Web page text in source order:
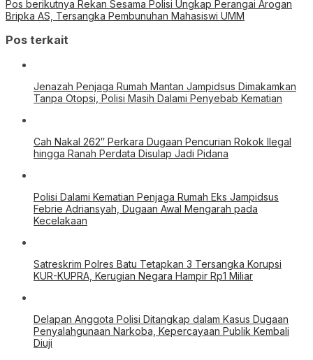
Pos berikutnya Rekan Sesama Polisi Ungkap Perangai Arogan
Bripka AS, Tersangka Pembunuhan Mahasiswi UMM
Pos terkait
Jenazah Penjaga Rumah Mantan Jampidsus Dimakamkan
Tanpa Otopsi, Polisi Masih Dalami Penyebab Kematian
Cah Nakal 262″ Perkara Dugaan Pencurian Rokok Ilegal
hingga Ranah Perdata Disulap Jadi Pidana
Polisi Dalami Kematian Penjaga Rumah Eks Jampidsus
Febrie Adriansyah, Dugaan Awal Mengarah pada
Kecelakaan
Satreskrim Polres Batu Tetapkan 3 Tersangka Korupsi
KUR-KUPRA, Kerugian Negara Hampir Rp1 Miliar
Delapan Anggota Polisi Ditangkap dalam Kasus Dugaan
Penyalahgunaan Narkoba, Kepercayaan Publik Kembali
Diuji